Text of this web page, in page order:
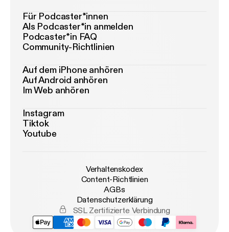
Für Podcaster*innen
Als Podcaster*in anmelden
Podcaster*in FAQ
Community-Richtlinien
Auf dem iPhone anhören
Auf Android anhören
Im Web anhören
Instagram
Tiktok
Youtube
Verhaltenskodex
Content-Richtlinien
AGBs
Datenschutzerklärung
SSL Zertifizierte Verbindung